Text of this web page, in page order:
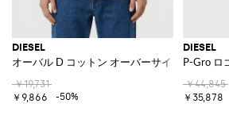
DIESEL
オーバル D コットン オーバーサイズ Tシャツ
￥19,731
￥9,866
-50%
DIESEL
P-Gro ロ
￥44,845
￥35,878